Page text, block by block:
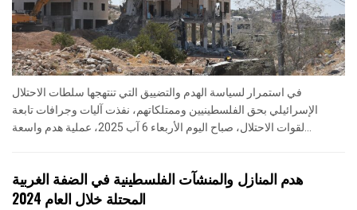
في استمرار لسياسة الهدم والتضييق التي تنتهجها سلطات الاحتلال
الإسرائيلي بحق الفلسطينيين وممتلكاتهم، نفذت آليات وجرافات تابعة
لقوات الاحتلال، صباح اليوم الأربعاء 6 آب 2025، عملية هدم واسعة...
هدم المنازل والمنشآت الفلسطينية في الضفة الغربية
المحتلة خلال العام 2024